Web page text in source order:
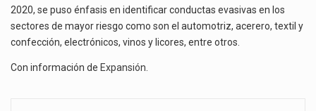
2020, se puso énfasis en identificar conductas evasivas en los
sectores de mayor riesgo como son el automotriz, acerero, textil y
confección, electrónicos, vinos y licores, entre otros.
Con información de Expansión